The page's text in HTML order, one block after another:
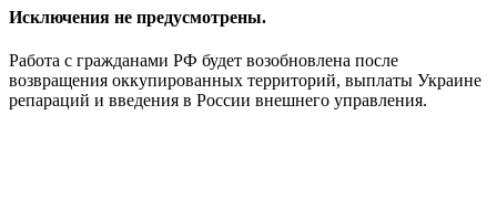
Исключения не предусмотрены.
Работа с гражданами РФ будет возобновлена после
возвращения оккупированных территорий, выплаты Украине
репараций и введения в России внешнего управления.